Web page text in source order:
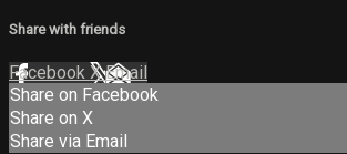
Share with friends
Facebook XEmail
Share on Facebook
Share on X
Share via Email